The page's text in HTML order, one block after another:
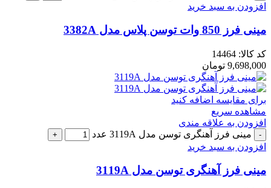
افزودن به سبد خرید
مینی فرز 850 وات توسن پلاس مدل 3382A
کد کالا: 14464
9,698,000 تومان
برای مقایسه اضافه کنید
مشاهده سریع
افزودن به علاقه مندی
مینی فرز آهنگری توسن مدل 3119A عدد
افزودن به سبد خرید
مینی فرز آهنگری توسن مدل 3119A